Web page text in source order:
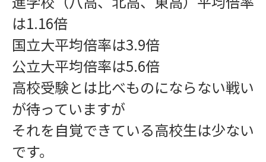
は1.16倍
国立大平均倍率は3.9倍
公立大平均倍率は5.6倍
高校受験とは比べものにならない戦い
が待っていますが
それを自覚できている高校生は少ない
です。